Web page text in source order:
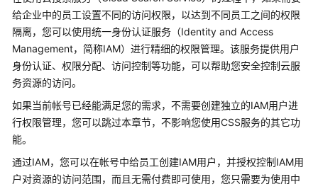
态
服
务
公
告
产
绍
给企业中的员工设置不同的访问权限，以达到不同员工之间的权限
隔离，您可以使用统一身份认证服务（Identity and Access
Management，简称IAM）进行精细的权限管理。该服务提供用户
身份认证、权限分配、访问控制等功能，可以帮助您安全控制云服
务资源的访问。
如果当前帐号已经能满足您的需求，不需要创建独立的IAM用户进
行权限管理，您可以跳过本章节，不影响您使用CSS服务的其它功
能。
通过IAM，您可以在帐号中给员工创建IAM用户，并授权控制IAM用
户对资源的访问范围，而且无需付费即可使用，您只需要为使用中